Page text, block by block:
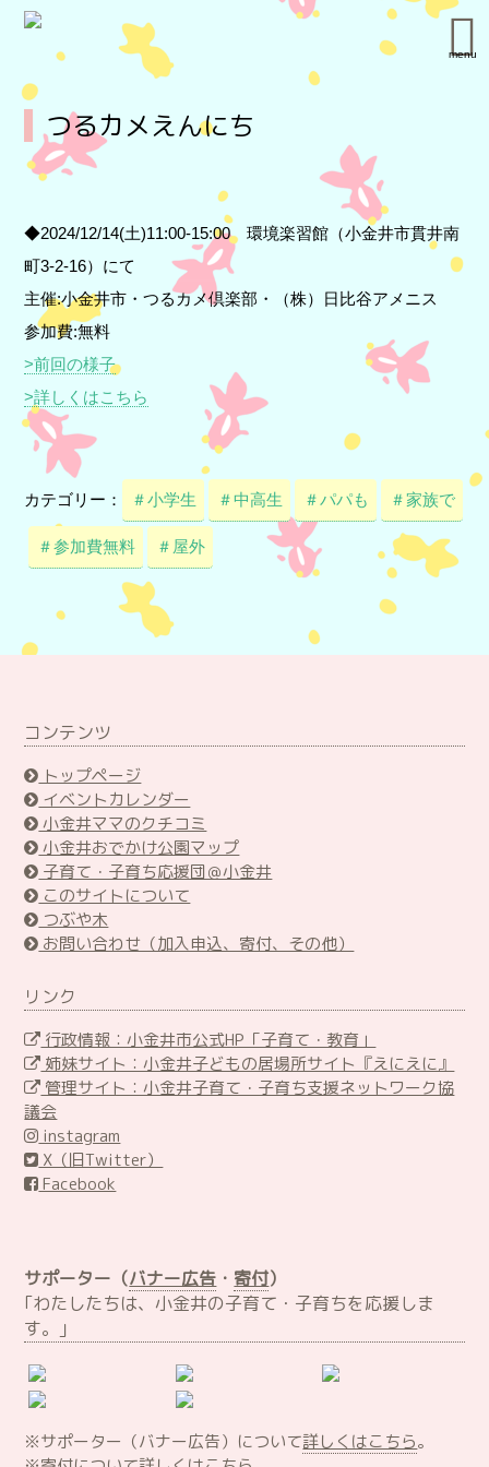
menu
つるカメえんにち
◆2024/12/14(土)11:00-15:00 環境楽習館（小金井市貫井南
町3-2-16）にて
主催:小金井市・つるカメ倶楽部・（株）日比谷アメニス
参加費:無料
>前回の様子
>詳しくはこちら
カテゴリー： ＃小学生 ＃中高生 ＃パパも ＃家族で
＃参加費無料 ＃屋外
コンテンツ
トップページ
イベントカレンダー
小金井ママのクチコミ
小金井おでかけ公園マップ
子育て・子育ち応援団＠小金井
このサイトについて
つぶや木
お問い合わせ（加入申込、寄付、その他）
リンク
行政情報：小金井市公式HP「子育て・教育」
姉妹サイト：小金井子どもの居場所サイト『えにえに』
管理サイト：小金井子育て・子育ち支援ネットワーク協
議会
instagram
X（旧Twitter）
Facebook
サポーター（バナー広告 ・ 寄付）
｢わたしたちは、小金井の子育て・子育ちを応援しま
す。｣
※サポーター（バナー広告）について詳しくはこちら。